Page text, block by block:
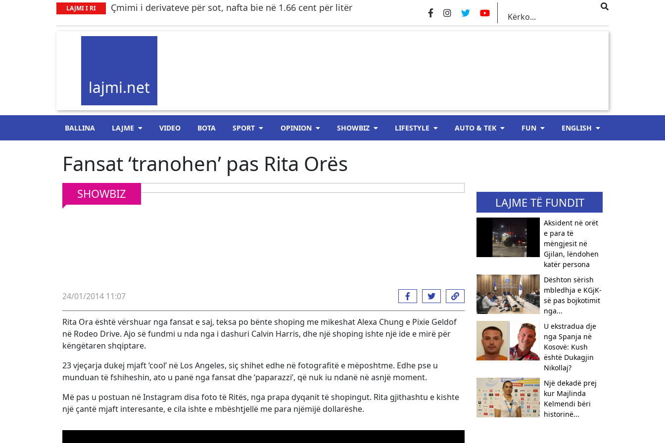
LAJMI I RI Çmimi i derivateve për sot, nafta bie në 1.66 cent për litër
lajmi.net
BALLINA LAJME VIDEO BOTA SPORT OPINION SHOWBIZ LIFESTYLE AUTO & TEK FUN ENGLISH
Fansat ‘tranohen’ pas Rita Orës
SHOWBIZ
24/01/2014 11:07
Rita Ora është vërshuar nga fansat e saj, teksa po bënte shoping me mikeshat Alexa Chung e Pixie Geldof
në Rodeo Drive. Ajo së fundmi u nda nga i dashuri Calvin Harris, dhe një shoping ishte një ide e mirë për
këngëtaren shqiptare.
23 vjeçarja dukej mjaft ‘cool’ në Los Angeles, siç shihet edhe në fotografitë e mëposhtme. Edhe pse u
munduan të fshiheshin, ato u panë nga fansat dhe ‘paparazzi’, që nuk iu ndanë në asnjë moment.
Më pas u postuan në Instagram disa foto të Ritës, nga prapa dyqanit të shopingut. Rita gjithashtu e kishte
një çantë mjaft interesante, e cila ishte e mbështjellë me para njëmijë dollarëshe.
LAJME TË FUNDIT
Aksident në orët
e para të
mëngjesit në
Gjilan, lëndohen
katër persona
Dështon sërish
mbledhja e KGjK-
së pas bojkotimit
nga...
U ekstradua dje
nga Spanja në
Kosovë: Kush
është Dukagjin
Nikollaj?
​Një dekadë prej
kur Majlinda
Kelmendi bëri
historinë...